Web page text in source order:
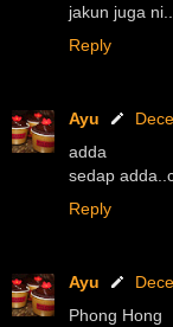
jakun juga
Reply
Ayu
adda
sedap
Reply
Ayu
Phong Hong